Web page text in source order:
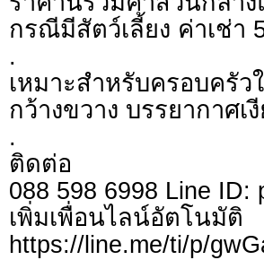
กรณีมีสัตว์เลี้ยง ค่าเช่า
.
เหมาะสำหรับครอบครั
กว้างขวาง บรรยากาศเ
.
ติดต่อ
088 598 6998 Line ID:
เพิ่มเพื่อนไ
https://line.me/ti/p/